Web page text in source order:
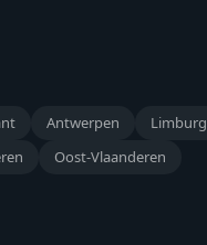
Antwerpen
Limburg
Oost-Vlaanderen